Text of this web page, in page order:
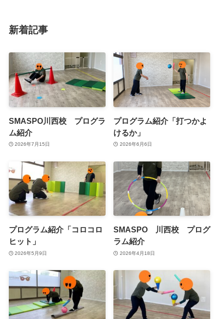
新着記事
SMASPO川西校 プログラ
ム紹介
2026年7月15日
プログラム紹介「打つかよ
けるか」
2026年6月6日
プログラム紹介「コロコロ
ヒット」
2026年5月9日
SMASPO 川西校 プログ
ラム紹介
2026年4月18日